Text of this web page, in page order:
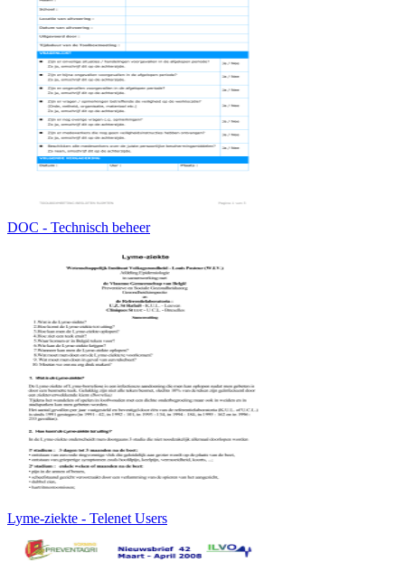
DOC - Technisch beheer
Lyme-ziekte - Telenet Users